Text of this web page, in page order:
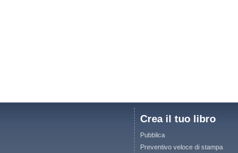
Crea il tuo libro
Pubblica
Preventivo veloce di stampa